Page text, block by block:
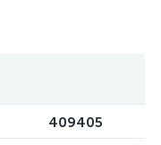
409405